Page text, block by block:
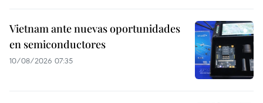
Vietnam ante nuevas oportunidades
en semiconductores
10/08/2026 07:35